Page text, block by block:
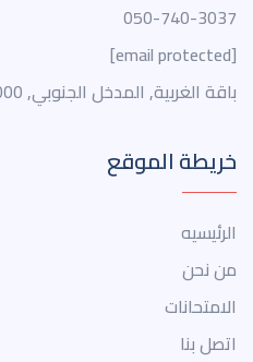
050-740-3037
[email protected]
باقة الغربية, المدخل الجنوبي, 3010000
خريطة الموقع
الرئيسيه
من نحن
الامتحانات
اتصل بنا